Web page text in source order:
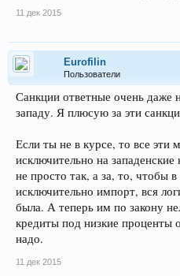
11 дек 2015
Eurofilin
Пользователи
Санкции ответные очень даже
западу. Я плюсую за эти
Если ты не в курсе, то все эти
исключительно на
не просто так, а за, то, чтобы
исключительно импорт, вся
была. А теперь им по закону
кредиты под низкие проценты
надо.
11 дек 2015